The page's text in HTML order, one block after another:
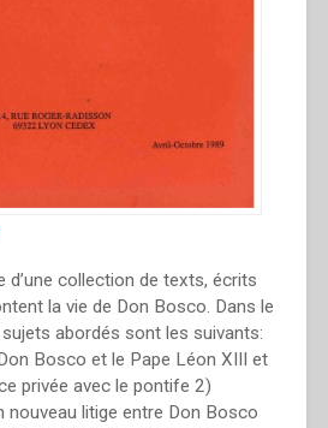
d’une collection de texts, écrits
la vie de Don Bosco. Dans le
abordés sont les suivants:
Bosco et le Pape Léon XIII et
privée avec le pontife 2)
nouveau litige entre Don Bosco